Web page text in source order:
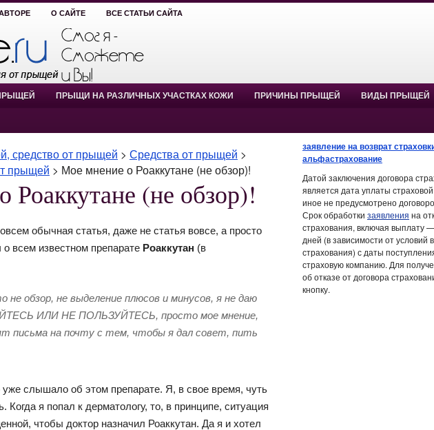
О САЙТЕ ВСЕ СТАТЬИ САЙТА
ПРЫЩИ НА РАЗЛИЧНЫХ УЧАСТКАХ КОЖИ ПРИЧИНЫ ПРЫЩЕЙ ВИДЫ ПРЫЩЕЙ
средство от прыщей > Средства от прыщей >
прыщей > Мое мнение о Роаккутане (не обзор)!
(не обзор)!
обычная статья, даже не статья вовсе, а просто
всем известном препарате Роаккутан (в
обзор, не выделение плюсов и минусов, я не даю
ИЛИ НЕ ПОЛЬЗУЙТЕСЬ, просто мое мнение,
письма на почту с тем, чтобы я дал совет, пить
слышало об этом препарате. Я, в свое время, чуть
Когда я попал к дерматологу, то, в принципе, ситуация
чтобы доктор назначил Роаккутан. Да я и хотел
заявление на возврат
альфастрахование
Датой заключения договора
является дата уплаты
иное не предусмотрено
Срок обработки заявления на
страхования, включая выплату
дней (в зависимости от условий
страхования) с даты
страховую компанию. Для
об отказе от договора
кнопку.